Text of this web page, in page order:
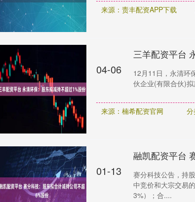
来源：责丰配资APP下载
04-06
三羊配资平台
12月11日，永清环
伙企业(有限合伙)
来源：楠希配资官网
01-13
融凯配资平台
赛分科技公告，持
中竞价和大宗交易
3%）；合....